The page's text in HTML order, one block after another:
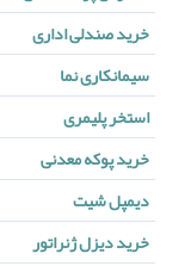
خرید صندلی اداری
سیمانکاری نما
استخر پلیمری
خرید پوکه معدنی
دیمپل شیت
خرید دیزل ژنراتور